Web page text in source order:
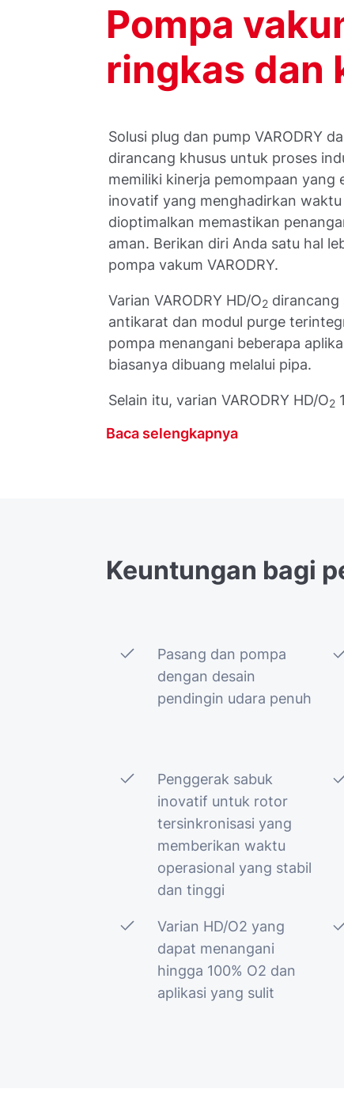
Pompa
ringkas dan
Solusi plug dan pump VARODRY
dirancang khusus untuk proses
memiliki kinerja pemompaan yang
inovatif yang menghadirkan
dioptimalkan memastikan
aman. Berikan diri Anda satu hal
pompa vakum VARODRY.
Varian VARODRY HD/O2 dirancang
antikarat dan modul purge
pompa menangani beberapa
biasanya dibuang melalui pipa.
Selain itu, varian VARODRY HD/O2
Baca selengkapnya
Keuntungan bagi
Pasang dan pompa
dengan desain
pendingin udara penuh
Penggerak sabuk
inovatif untuk rotor
tersinkronisasi yang
memberikan waktu
operasional yang stabil
dan tinggi
Varian HD/O2 yang
dapat menangani
hingga 100% O2 dan
aplikasi yang sulit